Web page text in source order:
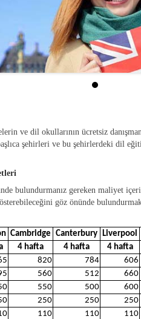
ve dil okullarının ücretsiz
şehirleri ve bu şehirlerdeki dil
bulundurmanız gereken maliyet
göz önünde
Cambridge Canterbury Liverpool
4 hafta 4 hafta 4 hafta
820 784 606
560 512 660
550 500 600
250 250 250
110 110 110